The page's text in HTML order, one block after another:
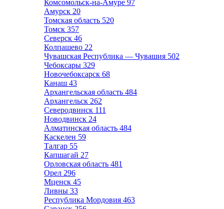
Комсомольск-на-Амуре 97
Амурск 20
Томская область 520
Томск 357
Северск 46
Колпашево 22
Чувашская Республика — Чувашия 502
Чебоксары 329
Новочебоксарск 68
Канаш 43
Архангельская область 484
Архангельск 262
Северодвинск 111
Новодвинск 24
Алматинская область 484
Каскелен 59
Талгар 55
Капшагай 27
Орловская область 481
Орел 296
Мценск 45
Ливны 33
Республика Мордовия 463